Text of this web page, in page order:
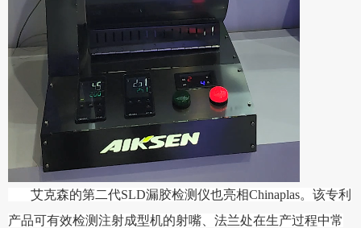
艾克森的第二代SLD漏胶检测仪也亮相Chinaplas。该专利
产品可有效检测注射成型机的射嘴、法兰处在生产过程中常